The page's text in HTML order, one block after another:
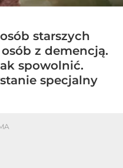
starszych
z demencją.
spowolnić.
specjalny